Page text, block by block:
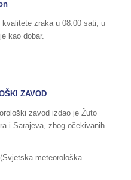
zraka u 08:00 sati, u
kao dobar.
ZAVOD
zavod izdao je Žuto
i Sarajeva, zbog očekivanih
meteorološka